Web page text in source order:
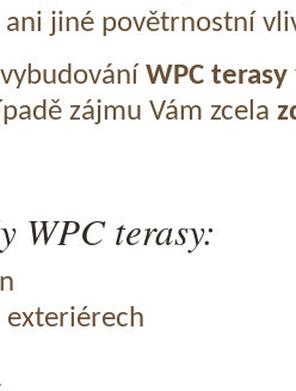
jiné povětrnostní
WPC terasy
zájmu Vám zcela
WPC terasy:
exteriérech